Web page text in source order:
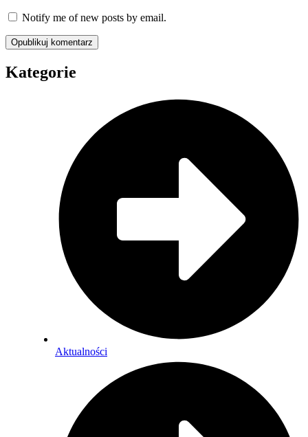
Notify me of new posts by email.
Kategorie
Aktualności